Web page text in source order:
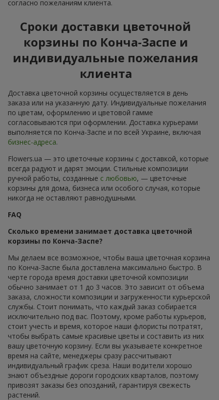
согласно пожеланиям клиента.
Сроки доставки цветочной
корзины по Конча-Заспе и
индивидуальные пожелания
клиента
Доставка цветочной корзины осуществляется в день
заказа или на указанную дату. Индивидуальные пожелания
по цветам, оформлению и цветовой гамме
согласовываются при оформлении. Доставка курьерами
выполняется по Конча-Заспе и по всей Украине, включая
бизнес-адреса.
Flowers.ua — это цветочные корзины с доставкой, которые
всегда радуют и дарят эмоции. Стильные композиции
ручной работы, созданные с любовью, — цветочные
корзины для дома, бизнеса или особого случая, которые
никогда не оставляют равнодушными.
FAQ
Сколько времени занимает доставка цветочной
корзины по Конча-Заспе?
Мы делаем все возможное, чтобы ваша цветочная корзина
по Конча-Заспе была доставлена максимально быстро. В
черте города время доставки цветочной композиции
обычно занимает от 1 до 3 часов. Это зависит от объема
заказа, сложности композиции и загруженности курьерской
службы. Стоит понимать, что каждый заказ собирается
исключительно под вас. Поэтому, кроме работы курьеров,
стоит учесть и время, которое наши флористы потратят,
чтобы выбрать самые красивые цветы и составить из них
вашу цветочную корзину. Если вы указываете конкретное
время на сайте, менеджеры сразу рассчитывают
индивидуальный график среза. Наши водители хорошо
знают объездные дороги городских кварталов, поэтому
привозят заказы без опозданий, гарантируя свежесть
растений.